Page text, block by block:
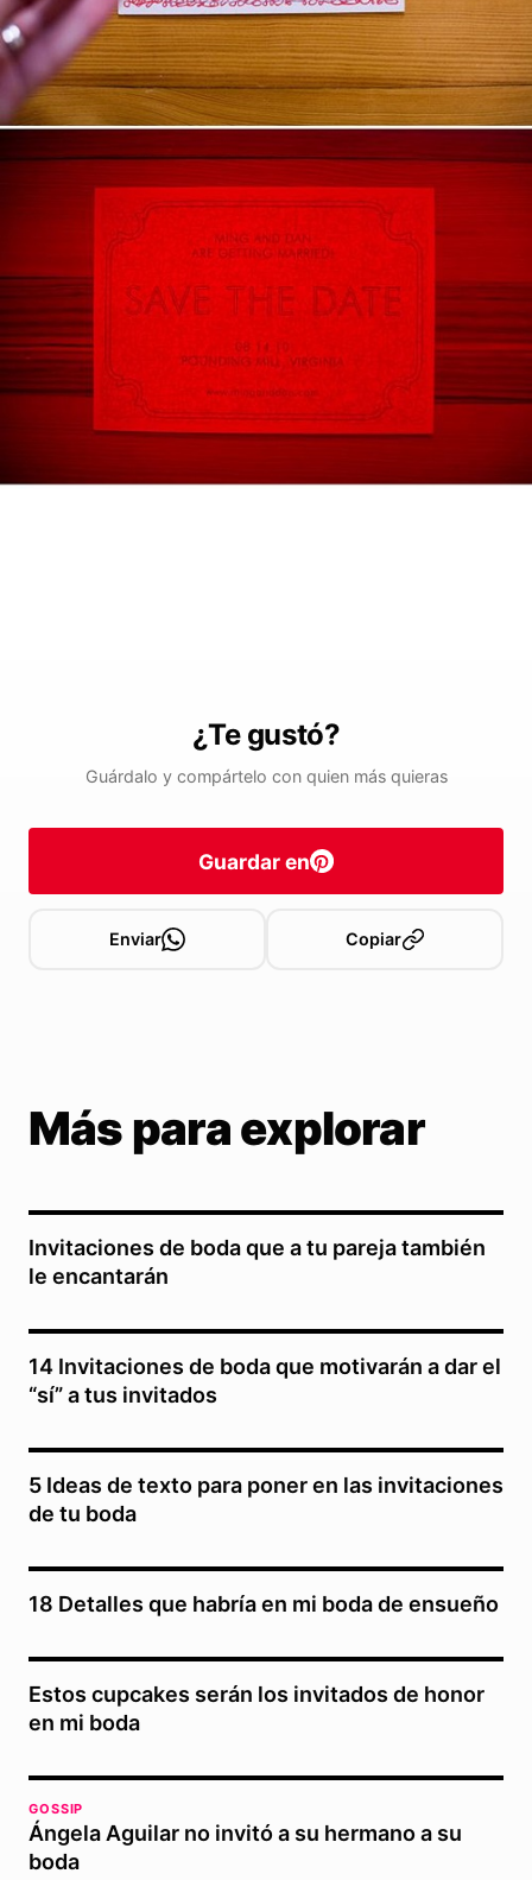
¿Te gustó?
Guárdalo y compártelo con quien más quieras
Guardar en
Enviar Copiar
Más para explorar
Invitaciones de boda que a tu pareja también
le encantarán
14 Invitaciones de boda que motivarán a dar el
“sí” a tus invitados
5 Ideas de texto para poner en las invitaciones
de tu boda
18 Detalles que habría en mi boda de ensueño
Estos cupcakes serán los invitados de honor
en mi boda
GOSSIP
Ángela Aguilar no invitó a su hermano a su
boda